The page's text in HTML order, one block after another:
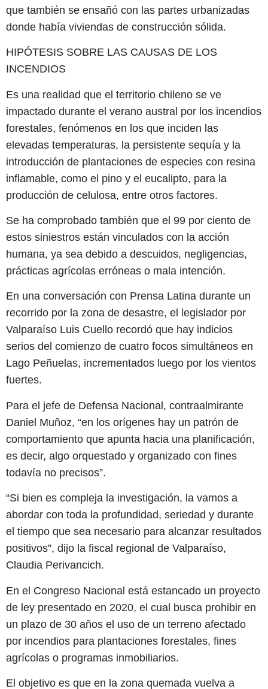
que también se ensañó con las partes urbanizadas
donde había viviendas de construcción sólida.
HIPÓTESIS SOBRE LAS CAUSAS DE LOS
INCENDIOS
Es una realidad que el territorio chileno se ve
impactado durante el verano austral por los incendios
forestales, fenómenos en los que inciden las
elevadas temperaturas, la persistente sequía y la
introducción de plantaciones de especies con resina
inflamable, como el pino y el eucalipto, para la
producción de celulosa, entre otros factores.
Se ha comprobado también que el 99 por ciento de
estos siniestros están vinculados con la acción
humana, ya sea debido a descuidos, negligencias,
prácticas agrícolas erróneas o mala intención.
En una conversación con Prensa Latina durante un
recorrido por la zona de desastre, el legislador por
Valparaíso Luis Cuello recordó que hay indicios
serios del comienzo de cuatro focos simultáneos en
Lago Peñuelas, incrementados luego por los vientos
fuertes.
Para el jefe de Defensa Nacional, contraalmirante
Daniel Muñoz, “en los orígenes hay un patrón de
comportamiento que apunta hacia una planificación,
es decir, algo orquestado y organizado con fines
todavía no precisos”.
“Si bien es compleja la investigación, la vamos a
abordar con toda la profundidad, seriedad y durante
el tiempo que sea necesario para alcanzar resultados
positivos”, dijo la fiscal regional de Valparaíso,
Claudia Perivancich.
En el Congreso Nacional está estancado un proyecto
de ley presentado en 2020, el cual busca prohibir en
un plazo de 30 años el uso de un terreno afectado
por incendios para plantaciones forestales, fines
agrícolas o programas inmobiliarios.
El objetivo es que en la zona quemada vuelva a